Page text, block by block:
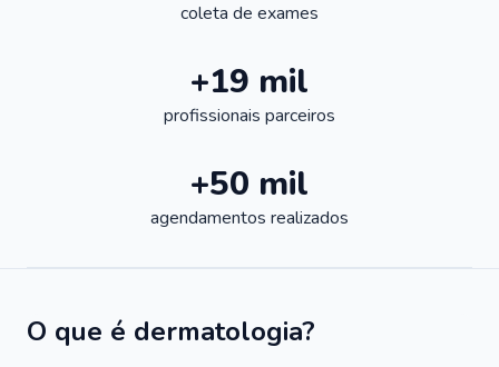
coleta de exames
+19 mil
profissionais parceiros
+50 mil
agendamentos realizados
O que é dermatologia?